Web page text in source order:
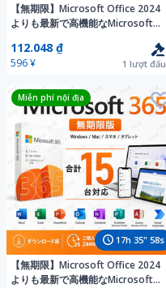
【無期限】Microsoft Office 2024
よりも最新で高機能なMicrosoft
超充実 - 合計15台 - Win/Mac対応
112.048 ₫
596 ¥ 1 lượt đấu
17h 35" 56s
Miễn phí nội địa
【無期限】Microsoft Office 2024
よりも最新で高機能なMicrosoft